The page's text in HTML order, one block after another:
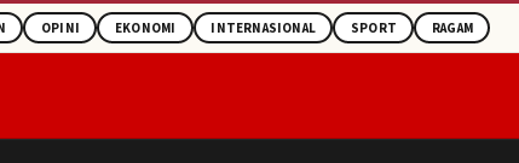
OPINI EKONOMI INTERNASIONAL SPORT RAGAM